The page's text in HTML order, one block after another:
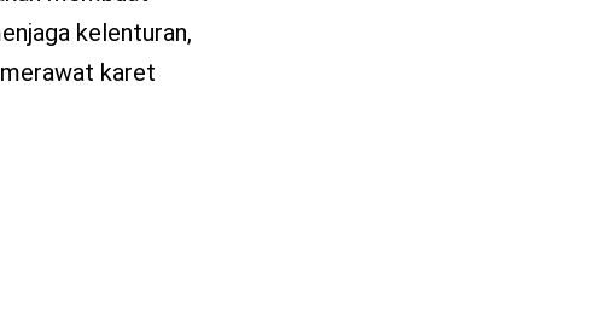
kelenturan,
karet